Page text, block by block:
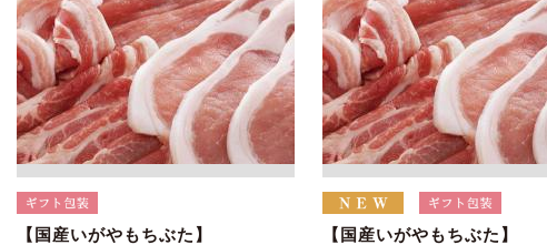
【国産いがやもちぶた】
【国産いがやもちぶた】